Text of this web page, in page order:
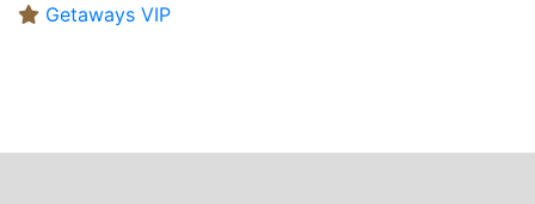
Getaways VIP